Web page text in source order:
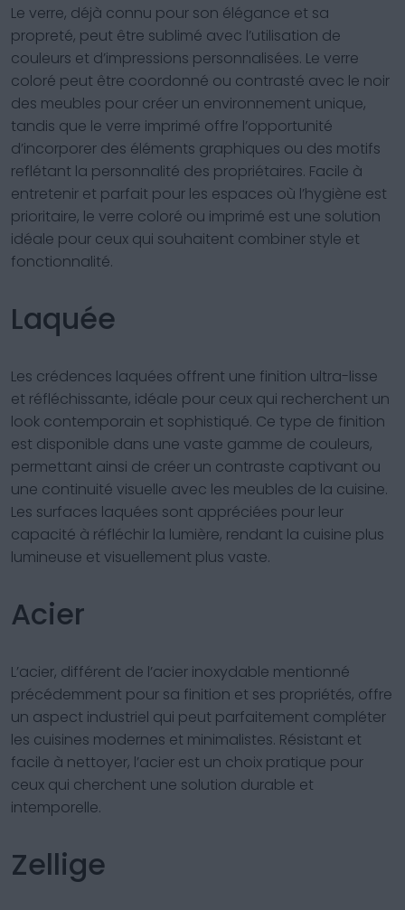
Le verre, déjà connu pour son élégance et sa
propreté, peut être sublimé avec l’utilisation de
couleurs et d’impressions personnalisées. Le verre
coloré peut être coordonné ou contrasté avec le noir
des meubles pour créer un environnement unique,
tandis que le verre imprimé offre l’opportunité
d’incorporer des éléments graphiques ou des motifs
reflétant la personnalité des propriétaires. Facile à
entretenir et parfait pour les espaces où l’hygiène est
prioritaire, le verre coloré ou imprimé est une solution
idéale pour ceux qui souhaitent combiner style et
fonctionnalité.
Laquée
Les crédences laquées offrent une finition ultra-lisse
et réfléchissante, idéale pour ceux qui recherchent un
look contemporain et sophistiqué. Ce type de finition
est disponible dans une vaste gamme de couleurs,
permettant ainsi de créer un contraste captivant ou
une continuité visuelle avec les meubles de la cuisine.
Les surfaces laquées sont appréciées pour leur
capacité à réfléchir la lumière, rendant la cuisine plus
lumineuse et visuellement plus vaste.
Acier
L’acier, différent de l’acier inoxydable mentionné
précédemment pour sa finition et ses propriétés, offre
un aspect industriel qui peut parfaitement compléter
les cuisines modernes et minimalistes. Résistant et
facile à nettoyer, l’acier est un choix pratique pour
ceux qui cherchent une solution durable et
intemporelle.
Zellige